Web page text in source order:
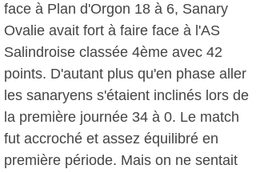
face à Plan d'Orgon 18 à 6, Sanary
Ovalie avait fort à faire face à l'AS
Salindroise classée 4ème avec 42
points. D'autant plus qu'en phase aller
les sanaryens s'étaient inclinés lors de
la première journée 34 à 0. Le match
fut accroché et assez équilibré en
première période. Mais on ne sentait